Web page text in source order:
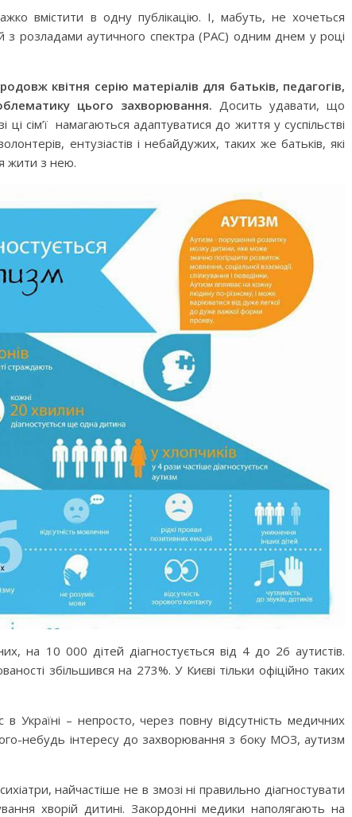
вмістити в одну публікацію. І, мабуть, не хочеться
з розладами аутичного спектра (РАС) одним днем у році
квітня серію матеріалів для батьків, педагогів,
цього захворювання. Досить удавати, що
ці сім’ї намагаються адаптуватися до життя у суспільстві
ентузіастів і небайдужих, таких же батьків, які
жити з нею.
на 10 000 дітей діагностується від 4 до 26 аутистів.
збільшився на 273%. У Києві тільки офіційно таких
в Україні – непросто, через повну відсутність медичних
небудь інтересу до захворювання з боку МОЗ, аутизм
найчастіше не в змозі ні правильно діагностувати
хворій дитині. Закордонні медики наполягають на
для
складні
Чарівні українські колискові
світу, щоб
дітей від
Ігри та конкурси на Новий рік
для всієї сім’ї — ідеї для
святкового вечора
дитину»
книжок для сну